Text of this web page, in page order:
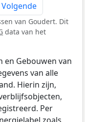
Volgende
van Goudert. Dit
data van het
en Gebouwen van
van alle
Hierin zijn,
Per